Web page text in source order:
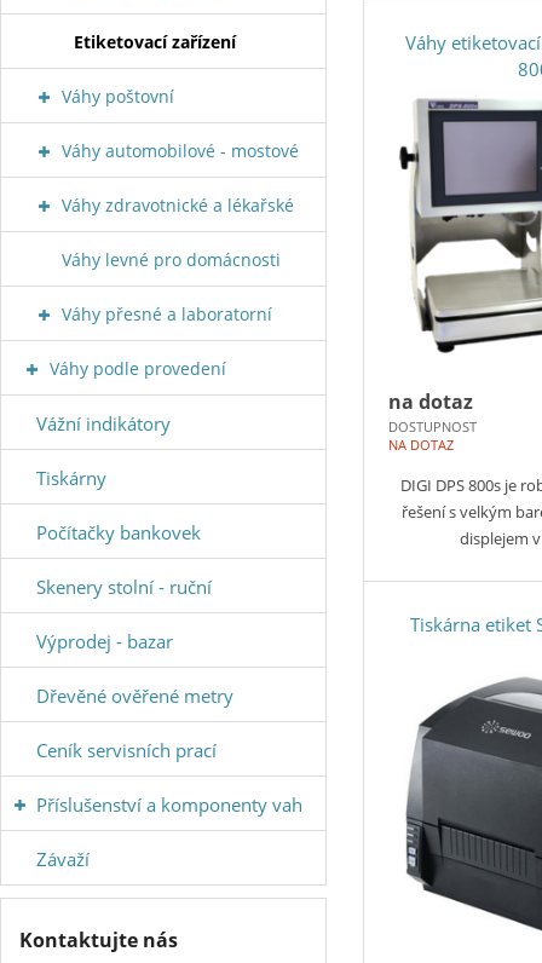
Váhy
na dotaz
DOSTUPNOST
NA DOTAZ
DIGI DPS 800s je
řešení s velkým
displejem
Tiskárna etiket
Etiketovací zařízení
Váhy poštovní
Váhy automobilové - mostové
Váhy zdravotnické a lékařské
Váhy levné pro domácnosti
Váhy přesné a laboratorní
Váhy podle provedení
Vážní indikátory
Tiskárny
Počítačky bankovek
Skenery stolní - ruční
Výprodej - bazar
Dřevěné ověřené metry
Ceník servisních prací
Příslušenství a komponenty vah
Závaží
Kontaktujte nás